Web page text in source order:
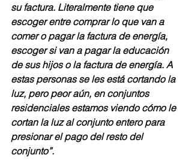
su factura. Literalmente tiene que
escoger entre comprar lo que van a
comer o pagar la factura de energía,
escoger si van a pagar la educación
de sus hijos o la factura de energía. A
estas personas se les está cortando la
luz, pero peor aún, en conjuntos
residenciales estamos viendo cómo le
cortan la luz al conjunto entero para
presionar el pago del resto del
conjunto”.